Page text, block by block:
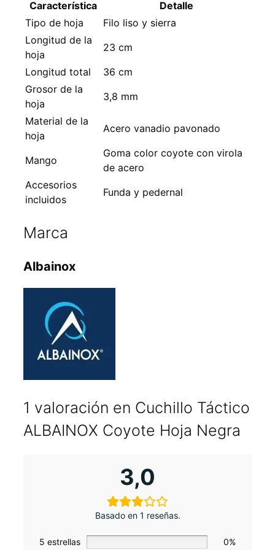
Característica
Detalle
Tipo de hoja
Filo liso y sierra
Longitud de la
hoja
23 cm
Longitud total
36 cm
Grosor de la
hoja
3,8 mm
Material de la
hoja
Acero vanadio pavonado
Mango
Goma color coyote con virola
de acero
Accesorios
incluidos
Funda y pedernal
Marca
Albainox
1 valoración en Cuchillo Táctico
ALBAINOX Coyote Hoja Negra
3,0
Basado en 1 reseñas.
5 estrellas 0%